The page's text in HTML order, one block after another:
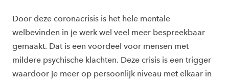
Door deze coronacrisis is het hele mentale
welbevinden in je werk wel veel meer bespreekbaar
gemaakt. Dat is een voordeel voor mensen met
mildere psychische klachten. Deze crisis is een trigger
waardoor je meer op persoonlijk niveau met elkaar in